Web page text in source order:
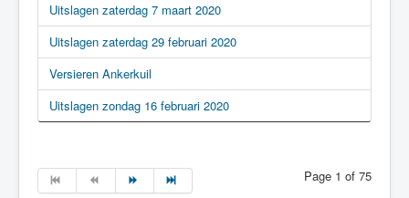
Uitslagen zaterdag 7 maart 2020
Uitslagen zaterdag 29 februari 2020
Versieren Ankerkuil
Uitslagen zondag 16 februari 2020
Page 1 of 75